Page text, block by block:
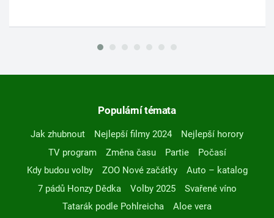
Populární témata
Jak zhubnout Nejlepší filmy 2024
Nejlepší horory
TV program
Změna času Partie
Počasí
Kdy budou volby
ZOO Nové začátky
Auto – katalog
7 pádů Honzy Dědka
Volby 2025
Svařené víno
Tatarák podle Pohlreicha
Aloe vera